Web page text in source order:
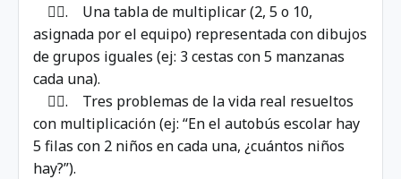
👆🏼. Una tabla de multiplicar (2, 5 o 10,
asignada por el equipo) representada con dibujos
de grupos iguales (ej: 3 cestas con 5 manzanas
cada una).
✌🏼. Tres problemas de la vida real resueltos
con multiplicación (ej: “En el autobús escolar hay
5 filas con 2 niños en cada una, ¿cuántos niños
hay?”).